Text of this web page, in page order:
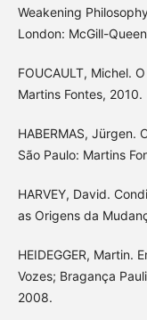
Weakening
London: McGill-
FOUCAULT, Michel.
Martins Fontes, 2010.
HABERMAS, Jürgen.
São Paulo: Martins
HARVEY, David.
as Origens da
HEIDEGGER, Martin.
Vozes; Bragança
2008.